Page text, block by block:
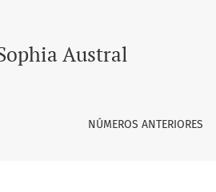
a la generación de
Austral
NÚMEROS ANTERIORES